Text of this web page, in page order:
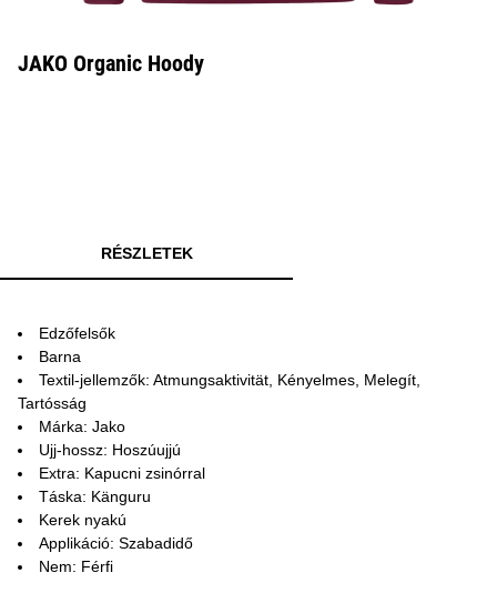
JAKO Organic Hoody
RÉSZLETEK
Edzőfelsők
Barna
Textil-jellemzők: Atmungsaktivität, Kényelmes, Melegít,
Tartósság
Márka: Jako
Ujj-hossz: Hoszúujjú
Extra: Kapucni zsinórral
Táska: Känguru
Kerek nyakú
Applikáció: Szabadidő
Nem: Férfi